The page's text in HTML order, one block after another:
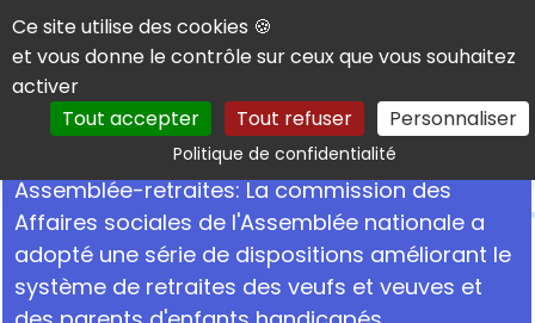
Panneau de gestion des cookies
Ce site utilise des cookies 🍪
et vous donne le contrôle sur ceux que vous souhaitez
activer
Tout accepter
Tout refuser Personnaliser
Politique de confidentialitéRechercher
Assemblée-retraites: La commission des
Affaires sociales de l'Assemblée nationale a
adopté une série de dispositions améliorant le
système de retraites des veufs et veuves et
11 juin 2003 • Par Handicap.fr avec l'AFP